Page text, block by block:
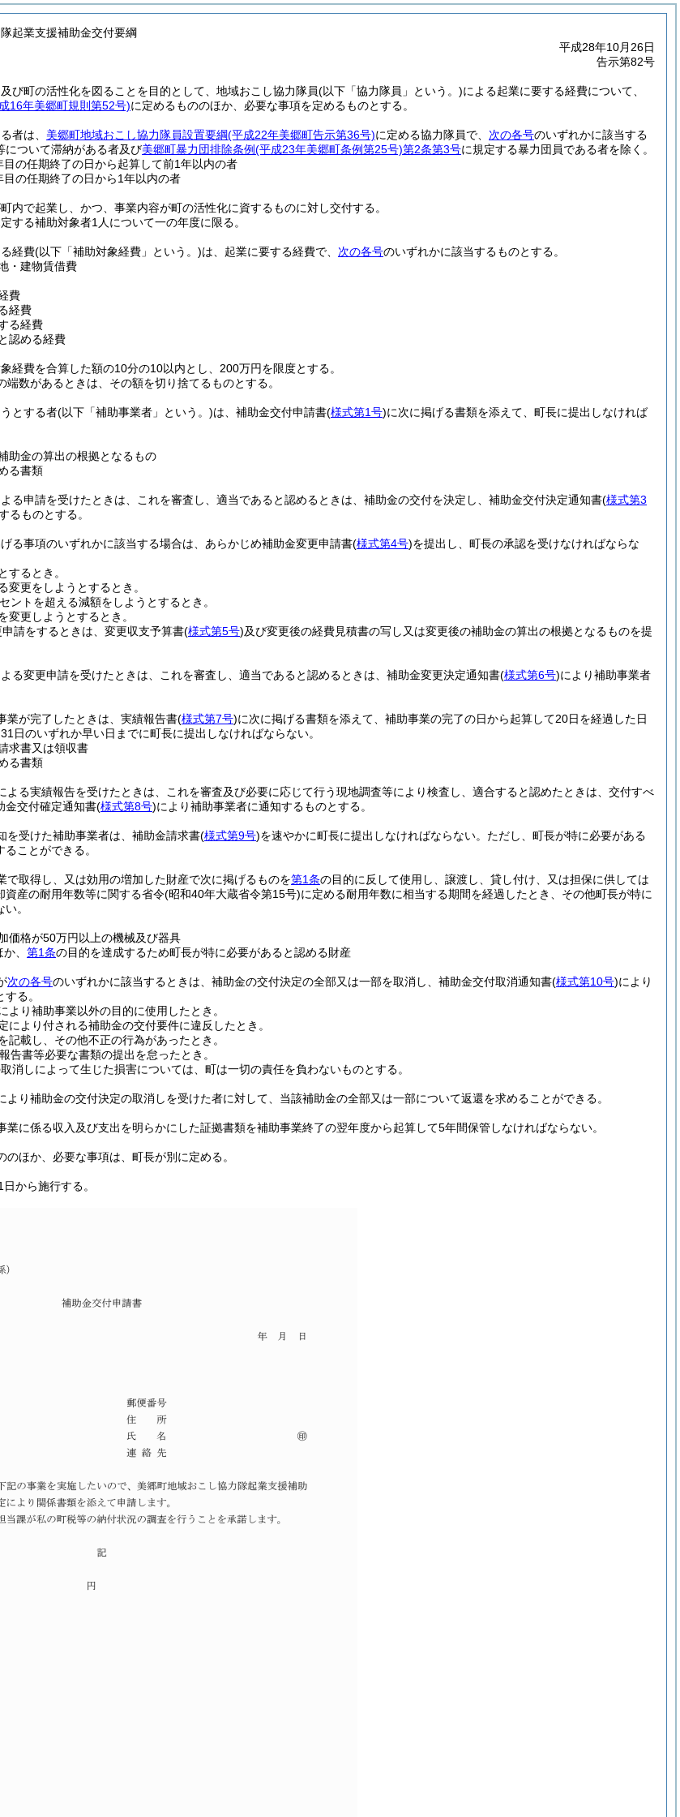
起業支援補助金交付要綱
平成28年10月26日
告示第82号
び町の活性化を図ることを目的として、地域おこし協力隊員(以下「協力隊員」という。)による起業に要する経費について、
16年美郷町規則第52号)に定めるもののほか、必要な事項を定めるものとする。
者は、 美郷町地域おこし協力隊員設置要綱(平成22年美郷町告示第36号)に定める協力隊員で、 次の各号のいずれかに該当する
について滞納がある者及び美郷町暴力団排除条例(平成23年美郷町条例第25号)第2条第3号に規定する暴力団員である者を除く。
の任期終了の日から起算して前1年以内の者
の任期終了の日から1年以内の者
内で起業し、かつ、事業内容が町の活性化に資するものに対し交付する。
する補助対象者1人について一の年度に限る。
経費(以下「補助対象経費」という。)は、起業に要する経費で、 次の各号のいずれかに該当するものとする。
・建物賃借費
費
経費
る経費
認める経費
経費を合算した額の10分の10以内とし、200万円を限度とする。
数があるときは、その額を切り捨てるものとする。
とする者(以下「補助事業者」という。)は、補助金交付申請書(様式第1号)に次に掲げる書類を添えて、町長に提出しなければ
助金の算出の根拠となるもの
る書類
る申請を受けたときは、これを審査し、適当であると認めるときは、補助金の交付を決定し、補助金交付決定通知書(様式第3
るものとする。
る事項のいずれかに該当する場合は、あらかじめ補助金変更申請書(様式第4号)を提出し、町長の承認を受けなければならな
するとき。
変更をしようとするとき。
ントを超える減額をしようとするとき。
変更しようとするとき。
請をするときは、変更収支予算書(様式第5号)及び変更後の経費見積書の写し又は変更後の補助金の算出の根拠となるものを提
る変更申請を受けたときは、これを審査し、適当であると認めるときは、補助金変更決定通知書(様式第6号)により補助事業者
業が完了したときは、実績報告書(様式第7号)に次に掲げる書類を添えて、補助事業の完了の日から起算して20日を経過した日
日のいずれか早い日までに町長に提出しなければならない。
求書又は領収書
る書類
よる実績報告を受けたときは、これを審査及び必要に応じて行う現地調査等により検査し、適合すると認めたときは、交付すべ
金交付確定通知書(様式第8号)により補助事業者に通知するものとする。
を受けた補助事業者は、補助金請求書(様式第9号)を速やかに町長に提出しなければならない。 ただし、町長が特に必要がある
ことができる。
で取得し、又は効用の増加した財産で次に掲げるものを第1条の目的に反して使用し、譲渡し、貸し付け、又は担保に供しては
資産の耐用年数等に関する省令(昭和40年大蔵省令第15号)に定める耐用年数に相当する期間を経過したとき、その他町長が特に
。
価格が50万円以上の機械及び器具
、 第1条の目的を達成するため町長が特に必要があると認める財産
次の各号のいずれかに該当するときは、補助金の交付決定の全部又は一部を取消し、補助金交付取消通知書(様式第10号)により
る。
より補助事業以外の目的に使用したとき。
により付される補助金の交付要件に違反したとき。
記載し、その他不正の行為があったとき。
告書等必要な書類の提出を怠ったとき。
消しによって生じた損害については、町は一切の責任を負わないものとする。
より補助金の交付決定の取消しを受けた者に対して、当該補助金の全部又は一部について返還を求めることができる。
業に係る収入及び支出を明らかにした証拠書類を補助事業終了の翌年度から起算して5年間保管しなければならない。
のほか、必要な事項は、町長が別に定める。
から施行する。